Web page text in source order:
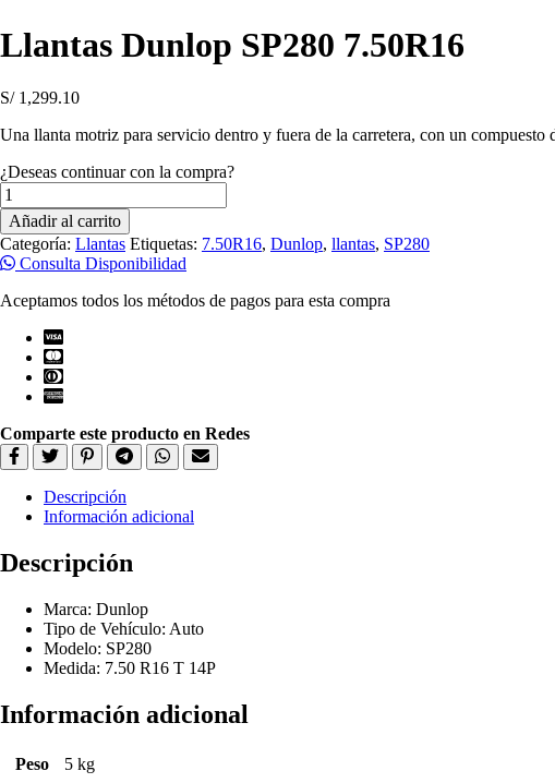
Llantas Dunlop SP280 7.50R16
S/1,299.10
Una llanta motriz para servicio dentro y fuera de la carretera, con un compuesto
¿Deseas continuar con la compra?
Llantas
Dunlop
SP280
7.50R16
cantidad
Añadir al carrito
Categoría: Llantas Etiquetas: 7.50R16, Dunlop, llantas, SP280
Consulta Disponibilidad
Aceptamos todos los métodos de pagos para esta compra
Comparte este producto en Redes
Descripción
Información adicional
Descripción
Marca: Dunlop
Tipo de Vehículo: Auto
Modelo: SP280
Medida: 7.50 R16 T 14P
Información adicional
Peso 5 kg